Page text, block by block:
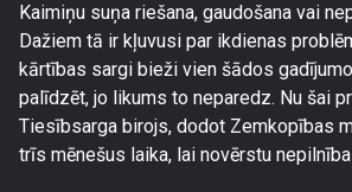
Kaimiņu suņa riešana, gaudošana vai
Dažiem tā ir kļuvusi par ikdienas
kārtības sargi bieži vien šādos
palīdzēt, jo likums to neparedz. Nu šai
Tiesībsarga birojs, dodot Zemkopības
trīs mēnešus laika, lai novērstu